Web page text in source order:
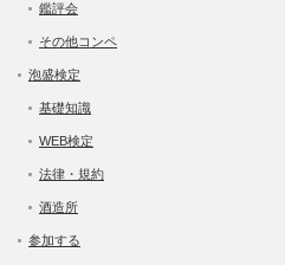
鑑評会
その他コンペ
泡盛検定
基礎知識
WEB検定
法律・規約
酒造所
参加する